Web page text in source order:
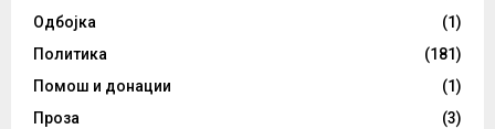
Одбојка
(1)
Политика
(181)
Помош и донации
(1)
Проза
(3)